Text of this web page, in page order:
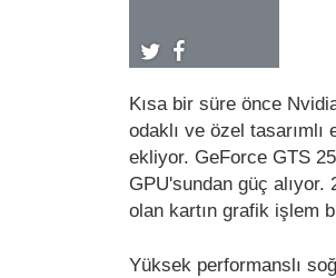
Kısa bir süre önce
odaklı ve özel tasarımlı
ekliyor. GeForce GTS
GPU'sundan güç
olan kartın grafik işlem
Yüksek performanslı